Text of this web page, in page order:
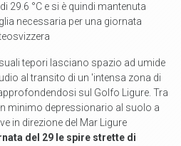
29.6 °C e si è quindi mantenuta
necessaria per una giornata
tepori lasciano spazio ad umide
al transito di un 'intensa zona di
sul Golfo Ligure. Tra
minimo depressionario al suolo a
in direzione del Mar Ligure
del 29 le spire strette di